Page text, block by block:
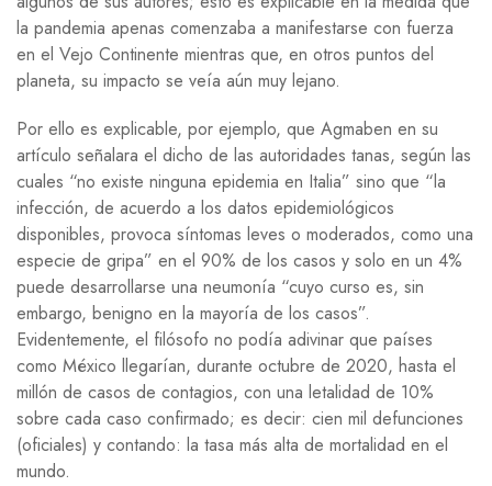
la pandemia apenas comenzaba a manifestarse con fuerza
en el Vejo Continente mientras que, en otros puntos del
planeta, su impacto se veía aún muy lejano.
Por ello es explicable, por ejemplo, que Agmaben en su
artículo señalara el dicho de las autoridades tanas, según las
cuales “no existe ninguna epidemia en Italia” sino que “la
infección, de acuerdo a los datos epidemiológicos
disponibles, provoca síntomas leves o moderados, como una
especie de gripa” en el 90% de los casos y solo en un 4%
puede desarrollarse una neumonía “cuyo curso es, sin
embargo, benigno en la mayoría de los casos”.
Evidentemente, el filósofo no podía adivinar que países
como México llegarían, durante octubre de 2020, hasta el
millón de casos de contagios, con una letalidad de 10%
sobre cada caso confirmado; es decir: cien mil defunciones
(oficiales) y contando: la tasa más alta de mortalidad en el
mundo.